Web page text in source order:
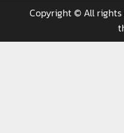
Copyright © All rights